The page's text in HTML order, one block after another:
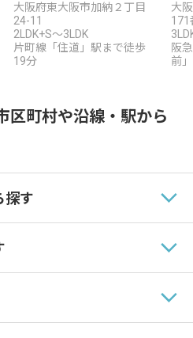
大阪府東大阪市加納２丁目
24-11
2LDK+S～3LDK
片町線「住道」駅まで徒歩
19分
大
171
阪
前
区町村や沿線・駅から
探す